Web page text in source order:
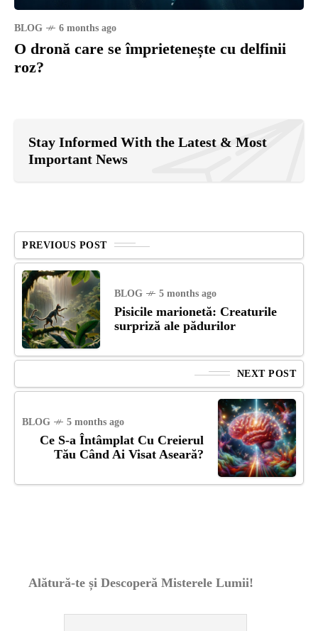
BLOG 6 months ago
O dronă care se împrietenește cu delfinii
roz?
Stay Informed With the Latest & Most
Important News
PREVIOUS POST
BLOG 5 months ago
Pisicile marionetă: Creaturile
surpriză ale pădurilor
NEXT POST
BLOG 5 months ago
Ce S-a Întâmplat Cu Creierul
Tău Când Ai Visat Aseară?
Alătură-te și Descoperă Misterele Lumii!